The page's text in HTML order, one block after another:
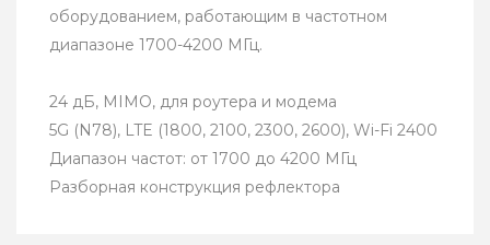
оборудованием, работающим в частотном
диапазоне 1700-4200 МГц.
24 дБ, MIMO, для роутера и модема
5G (N78), LTE (1800, 2100, 2300, 2600), Wi-Fi 2400
Диапазон частот: от 1700 до 4200 МГц
Разборная конструкция рефлектора